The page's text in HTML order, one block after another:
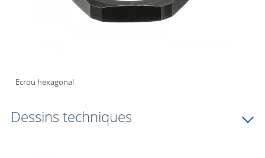
Ecrou hexagonal
Dessins techniques